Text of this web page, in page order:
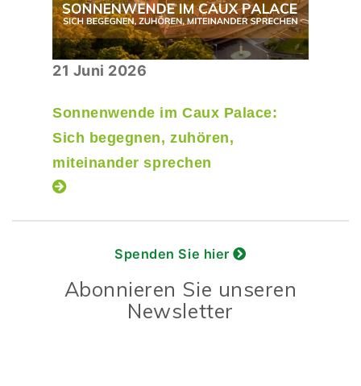
21 Juni 2026
Sonnenwende im Caux Palace:
Sich begegnen, zuhören,
miteinander sprechen
Spenden Sie hier
Abonnieren Sie unseren
Newsletter